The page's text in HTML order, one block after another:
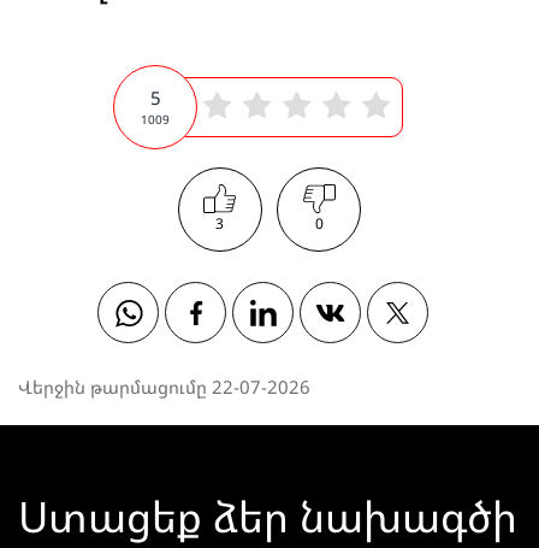
1009
5
3 0
Whatsapp FacebookLinkedin VkontakteTwitter
Վերջին թարմացումը 22-07-2026
Ստացեք ձեր նախագծի